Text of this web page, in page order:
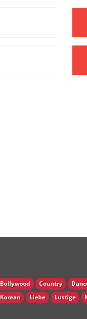
Bollywood Country
Korean Liebe Lustige